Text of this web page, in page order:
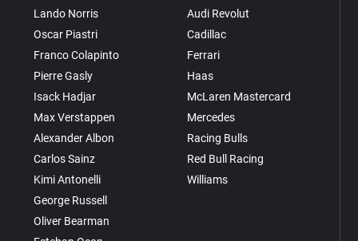
Lando Norris
Oscar Piastri
Franco Colapinto
Pierre Gasly
Isack Hadjar
Max Verstappen
Alexander Albon
Carlos Sainz
Kimi Antonelli
George Russell
Oliver Bearman
Audi Revolut
Cadillac
Ferrari
Haas
McLaren Mastercard
Mercedes
Racing Bulls
Red Bull Racing
Williams